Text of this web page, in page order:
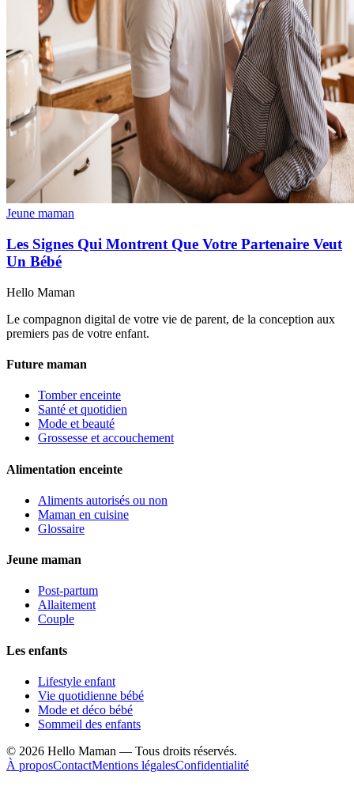
Jeune maman
Les Signes Qui Montrent Que Votre Partenaire Veut
Un Bébé
Hello Maman
Le compagnon digital de votre vie de parent, de la conception aux
premiers pas de votre enfant.
Future maman
Tomber enceinte
Santé et quotidien
Mode et beauté
Grossesse et accouchement
Alimentation enceinte
Aliments autorisés ou non
Maman en cuisine
Glossaire
Jeune maman
Post-partum
Allaitement
Couple
Les enfants
Lifestyle enfant
Vie quotidienne bébé
Mode et déco bébé
Sommeil des enfants
© 2026 Hello Maman — Tous droits réservés.
À proposContactMentions légalesConfidentialité